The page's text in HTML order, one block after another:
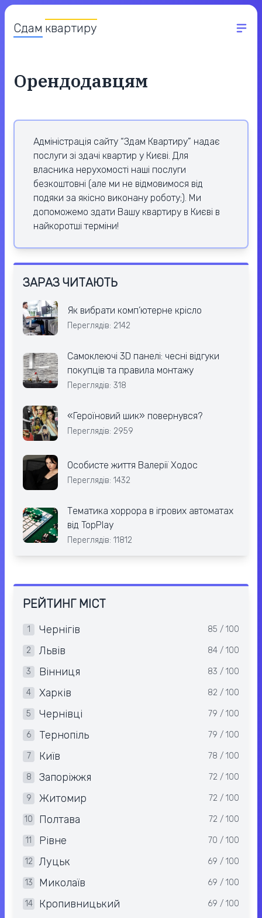
Сдам квартиру
Орендодавцям
Адміністрація сайту “Здам Квартиру” надає
послуги зі здачі квартир у Києві. Для
власника нерухомості наші послуги
безкоштовні (але ми не відмовимося від
подяки за якісно виконану роботу;). Ми
допоможемо здати Вашу квартиру в Києві в
найкоротші терміни!
ЗАРАЗ ЧИТАЮТЬ
Як вибрати комп’ютерне крісло
Переглядів: 2142
Самоклеючі 3D панелі: чесні відгуки
покупців та правила монтажу
Переглядів: 318
«Героїновий шик» повернувся?
Переглядів: 2959
Особисте життя Валерії Ходос
Переглядів: 1432
Тематика хоррора в ігрових автоматах
від TopPlay
Переглядів: 11812
РЕЙТИНГ МІСТ
1 Чернігів 85 / 100
2 Львів 84 / 100
3 Вінниця 83 / 100
4 Харків 82 / 100
5 Чернівці 79 / 100
6 Тернопіль 79 / 100
7 Київ 78 / 100
8 Запоріжжя 72 / 100
9 Житомир 72 / 100
10 Полтава 72 / 100
11 Рівне 70 / 100
12 Луцьк 69 / 100
13 Миколаїв 69 / 100
14 Кропивницький 69 / 100